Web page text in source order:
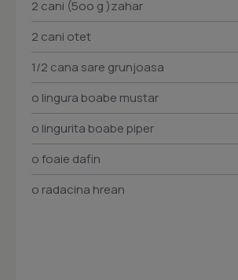
2 cani (5oo g )zahar
2 cani otet
1/2 cana sare grunjoasa
o lingura boabe mustar
o lingurita boabe piper
o foaie dafin
o radacina hrean